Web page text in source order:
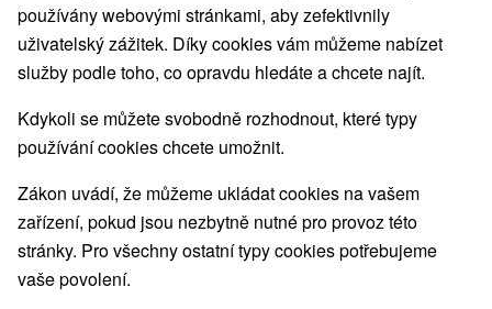
Obce a města
Košice - Západ(1) Košice - Staré Mesto(1)
VŠECHNY TOP - NEJPRODÁVANĚJŠÍ
používány webovými stránkami, aby zefektivnily
uživatelský zážitek. Díky cookies vám můžeme nabízet
služby podle toho, co opravdu hledáte a chcete najít.
Kdykoli se můžete svobodně rozhodnout, které typy
používání cookies chcete umožnit.
Zákon uvádí, že můžeme ukládat cookies na vašem
zařízení, pokud jsou nezbytně nutné pro provoz této
stránky. Pro všechny ostatní typy cookies potřebujeme
vaše povolení.